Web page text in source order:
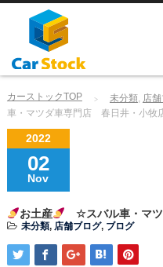
カーストックTOP 未分類, 店
車・マツダ車専門店 春日井・小牧
2022
02
Nov
お土産 ☆スバル車・マ
未分類, 店舗ブログ, ブログ